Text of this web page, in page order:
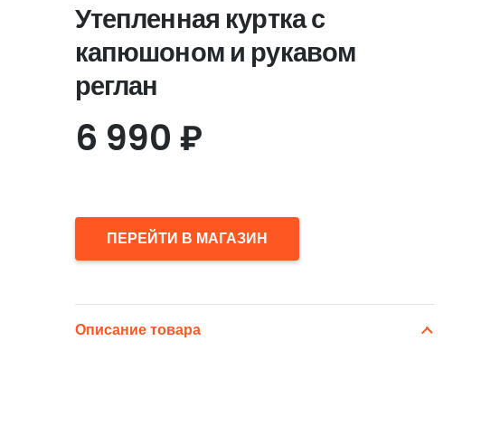
Утепленная куртка с
капюшоном и рукавом
реглан
6 990 ₽
ПЕРЕЙТИ В МАГАЗИН
Описание товара